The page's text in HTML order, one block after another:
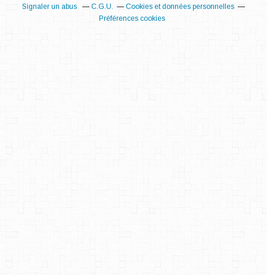
Signaler un abus
C.G.U.
Cookies et données personnelles
Préférences cookies